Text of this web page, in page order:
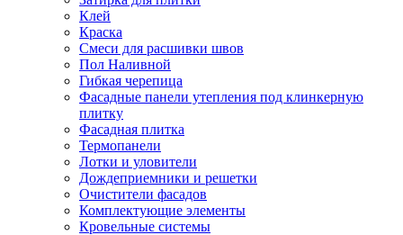
Клей
Краска
Смеси для расшивки швов
Пол Наливной
Гибкая черепица
Фасадные панели утепления под клинкерную
плитку
Фасадная плитка
Термопанели
Лотки и уловители
Дождеприемники и решетки
Очистители фасадов
Комплектующие элементы
Кровельные системы